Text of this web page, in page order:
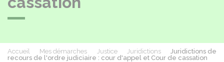
Accueil Mes démarches Justice Juridictions
Juridictions de
recours de l'ordre judiciaire : cour d'appel et Cour de cassation